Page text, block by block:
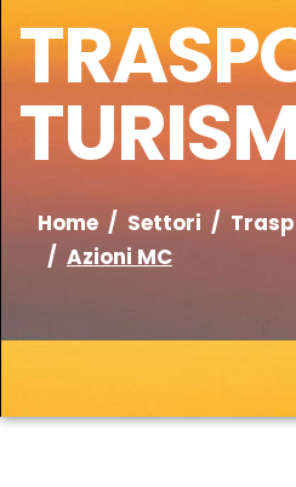
Home Settori
Azioni MC